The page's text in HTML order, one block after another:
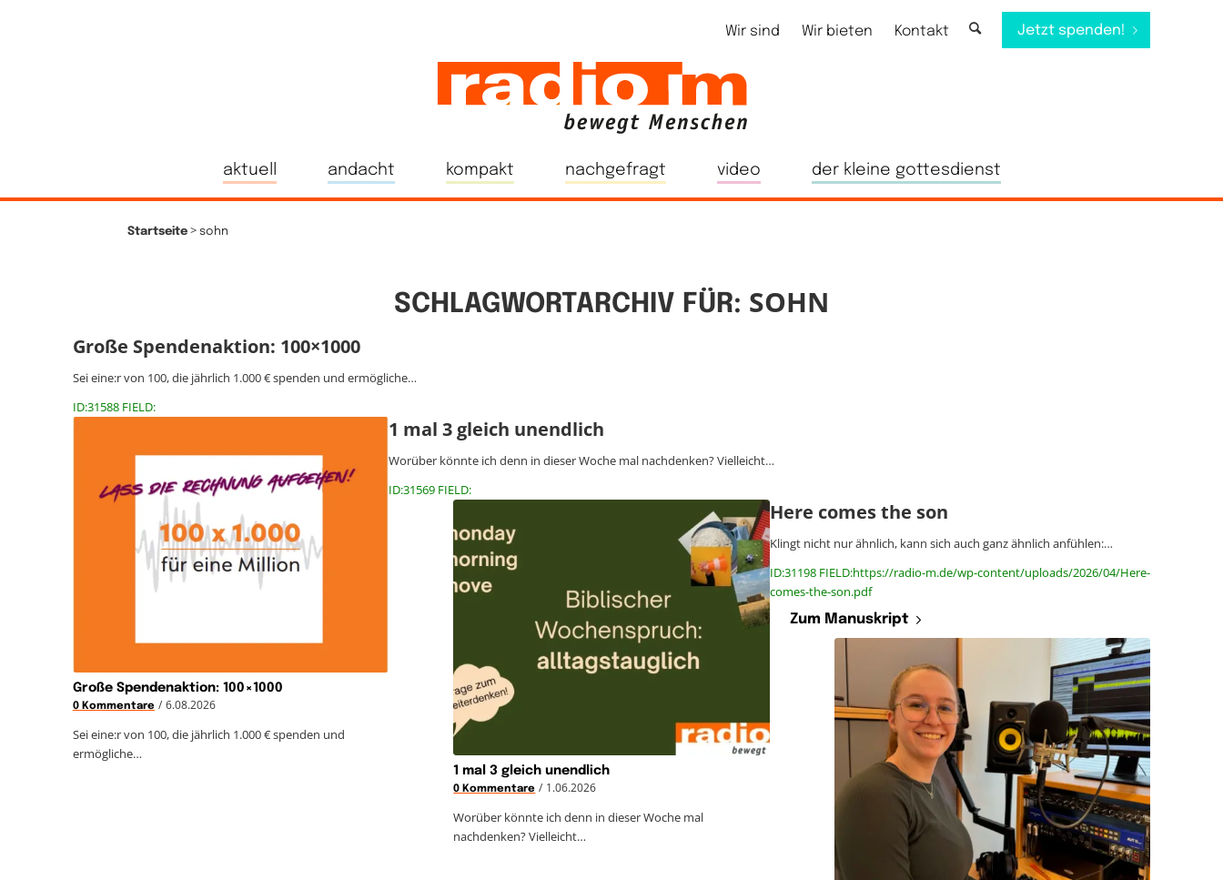
Wir sind Wir bieten Kontakt Jetzt spenden!
aktuell andacht kompakt nachgefragt video der kleine gottesdienst
Startseite > sohn
SCHLAGWORTARCHIV FÜR: SOHN
Große Spendenaktion: 100×1000
Sei eine:r von 100, die jährlich 1.000 € spenden und ermögliche…
ID:31588 FIELD:
Große Spendenaktion: 100×1000
0 Kommentare / 6.08.2026
Sei eine:r von 100, die jährlich 1.000 € spenden und
ermögliche…
1 mal 3 gleich unendlich
Worüber könnte ich denn in dieser Woche mal nachdenken? Vielleicht…
ID:31569 FIELD:
1 mal 3 gleich unendlich
0 Kommentare / 1.06.2026
Worüber könnte ich denn in dieser Woche mal
nachdenken? Vielleicht…
Here comes the son
Klingt nicht nur ähnlich, kann sich auch ganz ähnlich anfühlen:…
ID:31198 FIELD:https://radio-m.de/wp-content/uploads/2026/04/Here-
comes-the-son.pdf
Zum Manuskript